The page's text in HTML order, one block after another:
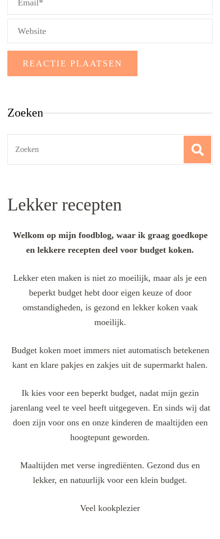
Zoeken
Lekker recepten
Welkom op mijn foodblog, waar ik graag goedkope
en lekkere recepten deel voor budget koken.
Lekker eten maken is niet zo moeilijk, maar als je een
beperkt budget hebt door eigen keuze of door
omstandigheden, is gezond en lekker koken vaak
moeilijk.
Budget koken moet immers niet automatisch betekenen
kant en klare pakjes en zakjes uit de supermarkt halen.
Ik kies voor een beperkt budget, nadat mijn gezin
jarenlang veel te veel heeft uitgegeven. En sinds wij dat
doen zijn voor ons en onze kinderen de maaltijden een
hoogtepunt geworden.
Maaltijden met verse ingrediënten. Gezond dus en
lekker, en natuurlijk voor een klein budget.
Veel kookplezier